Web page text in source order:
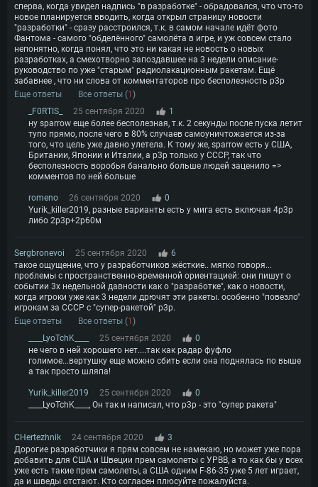
сперва, когда увидел надпись "в разработке" - обрадовался, что что-то
новое планируется вводить, когда открыл страницу новости
"разработки" - сразу расстроился, т.к. в самом начале идёт фото
Фантома - самого "обделённого" самолёта в игре, и уж совсем стало
непонятно, когда понял, что это ни какая не новость о новых
разработках, а смехотворно запоздавшее на 3 недели описание-
руководство по уже "старым" радиолакационным ракетам. Ещё
забавнее , что ни слова от комментаторов про бесполезность р3р
Еще ответы
Все ответы (1)
_F0RTIS_
25 сентября 2020
1
ну sparrow еще более бесполезная, т.к. 2 секунды после пуска летит
тупо прямо, после чего в 80% случаев самоуничтожается из-за
того, что цель уже давно улетела. К тому же, sparrow есть у США,
Британии, Японии и Италии, а р3р только у СССР, так что
бесполезность воробья банально больше людей заценило =>
комментов по ней больше
romeno 26 сентября 2020
0
Yurik_killer2019, разные варианты есть у мига есть включая 4р3р
либо 2р3р+2р60м
Sergbronevoi 25 сентября 2020
6
такое ощущение, что у разработчиков жёсткие.. мягко говоря...
проблемы с пространственно-временной ориентацией: они пишут о
событии 3х недельной давности как о "разработке", как о новости,
когда игроки уже как 3 недели дрючят эти ракеты. особенно "повезло"
игрокам за СССР с "супер-ракетой" р3р.
Еще ответы
Все ответы (1)
____LyoTchK____
25 сентября 2020
0
не чего в ней хорошего нет....так как радар фуфло
голимое...вертушку еще можно сбить если она поднялась по выше
а так просто шляпа!
Yurik_killer2019 25 сентября 2020
0
____LyoTchK____, Он так и написал, что р3р - это "супер ракета"
CHertezhnik 24 сентября 2020
3
Дорогие разработчики я прям совсем не намекаю, но может уже пора
добавить для США и Швеции прем самолеты с УРВВ, а то как бы у всех
уже есть такие прем самолеты, а США одним F-86-35 уже 5 лет играет,
да и шведы отстают. Кто согласен плюсуйте пожалуйста.